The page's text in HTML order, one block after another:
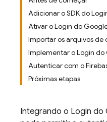
Adicionar o SDK do
Ativar o Login do
Importar os arquivos de
Implementar o Login do
Autenticar com o
Próximas etapas
Integrando o Login do